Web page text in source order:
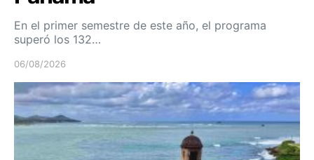
En el primer semestre de este año, el programa
superó los 132…
06/08/2026